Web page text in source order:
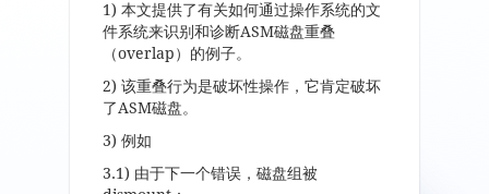
1) 本文提供了有关如何通过操作系统的文
件系统来识别和诊断ASM磁盘重叠
（overlap）的例子。
2) 该重叠行为是破坏性操作，它肯定破坏
了ASM磁盘。
3) 例如
3.1) 由于下一个错误，磁盘组被